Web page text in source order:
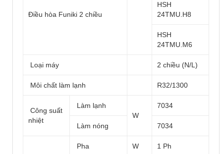
Điều hòa Funiki 2 chiều
HSH
24TMU.H8
HSH
24TMU.M6
Loại máy 2 chiều (N/L)
Môi chất làm lạnh R32/1300
Công suất
nhiệt
Làm lạnh
W
7034
Làm nóng 7034
Pha W 1 Ph